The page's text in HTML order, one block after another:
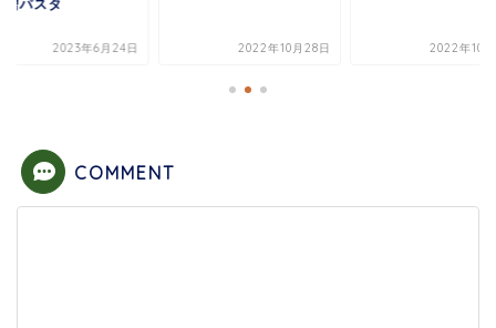
噌パスタ
2023年6月24日 2022年10月28日 2022年10
COMMENT